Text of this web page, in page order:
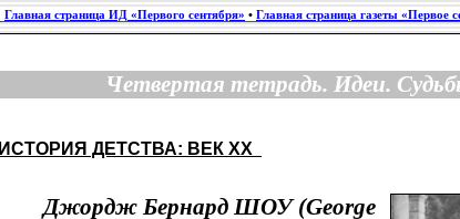
Главная страница ИД «Первого сентября» • Главная страница газеты «Первое
Четвертая тетрадь. Идеи.
ИСТОРИЯ ДЕТСТВА: ВЕК XX
Джордж Бернард ШОУ (George